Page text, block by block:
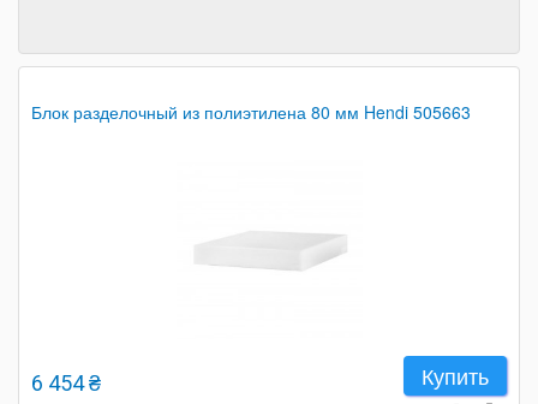
Блок разделочный из полиэтилена 80 мм Hendi 505663
Купить
6 454 ₴